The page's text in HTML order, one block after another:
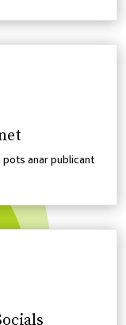
pots anar publicant